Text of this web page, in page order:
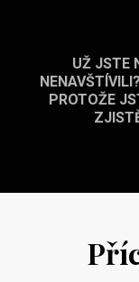
UŽ JSTE
PROTOŽE